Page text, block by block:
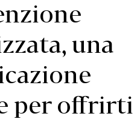
una
per offrirti